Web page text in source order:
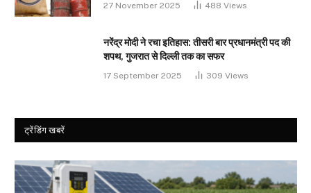
27 November 2025 488 Views
नरेंद्र मोदी ने रचा इतिहास: तीसरी बार प्रधानमंत्री पद की
शपथ, गुजरात से दिल्ली तक का सफर
17 September 2025 309 Views
ट्रेंडिंग खबरें